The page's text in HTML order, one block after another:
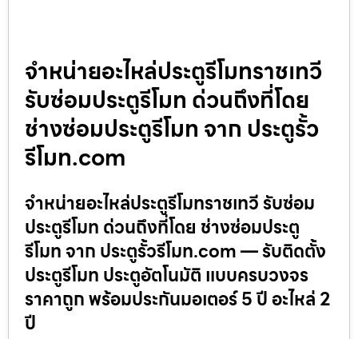
จำหน่ายอะไหล่ประตูรีโมทราชเทวี
รับซ่อมประตูรีโมท ด่วนถึงที่โดย
ช่างซ่อมประตูรีโมท จาก ประตูรั้ว
รีโมท.com
จำหน่ายอะไหล่ประตูรีโมทราชเทวี รับซ่อม
ประตูรีโมท ด่วนถึงที่โดย ช่างซ่อมประตู
รีโมท จาก ประตูรั้วรีโมท.com — รับติดตั้ง
ประตูรีโมท ประตูอัตโนมัติ แบบครบวงจร
ราคาถูก พร้อมประกันมอเตอร์ 5 ปี อะไหล่ 2
ปี